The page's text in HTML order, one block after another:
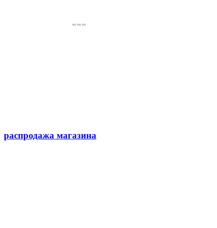
распродажа магазина